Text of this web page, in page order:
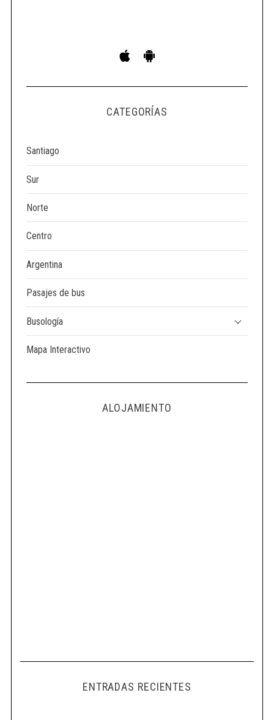
CATEGORÍAS
Santiago
Sur
Norte
Centro
Argentina
Pasajes de bus
Busología
Mapa Interactivo
ALOJAMIENTO
ENTRADAS RECIENTES
c
: